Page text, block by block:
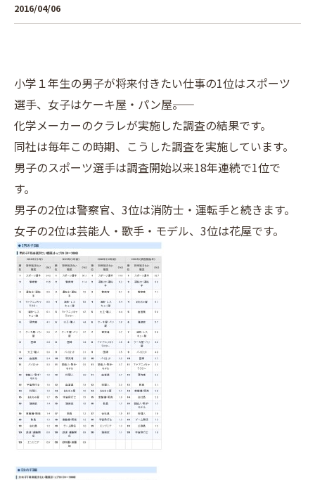
2016/04/06
小学１年生の男子が将来付きたい仕事の1位はスポーツ
選手、女子はケーキ屋・パン屋――。
化学メーカーのクラレが実施した調査の結果です。
同社は毎年この時期、こうした調査を実施しています。
男子のスポーツ選手は調査開始以来18年連続で1位で
す。
男子の2位は警察官、3位は消防士・運転手と続きます。
女子の2位は芸能人・歌手・モデル、3位は花屋です。